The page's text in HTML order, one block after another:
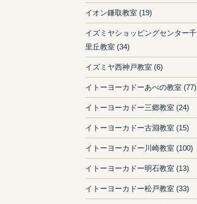
イオン鎌取教室 (19)
イズミヤショッピングセンター千
里丘教室 (34)
イズミヤ西神戸教室 (6)
イトーヨーカドーあべの教室 (77)
イトーヨーカドー三郷教室 (24)
イトーヨーカドー古淵教室 (15)
イトーヨーカドー川崎教室 (100)
イトーヨーカドー明石教室 (13)
イトーヨーカドー松戸教室 (33)